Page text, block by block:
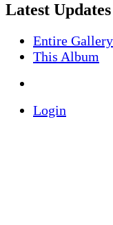
Latest Updates
Entire Gallery
This Album
Login